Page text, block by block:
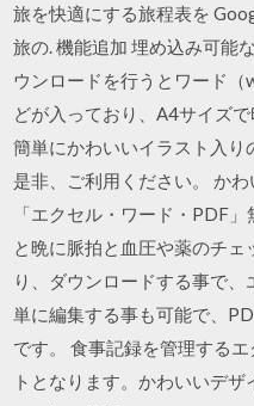
旅を快適にする旅程表を
旅の. 機能追加 埋め込み可能
ウンロードを行うとワード
どが入っており、A4サイズ
簡単にかわいいイラスト入り
是非、ご利用ください。 か
「エクセル・ワード・PDF
と晩に脈拍と血圧や薬のチ
り、ダウンロードする事で
単に編集する事も可能で、
です。 食事記録を管理する
トとなります。かわいいデ